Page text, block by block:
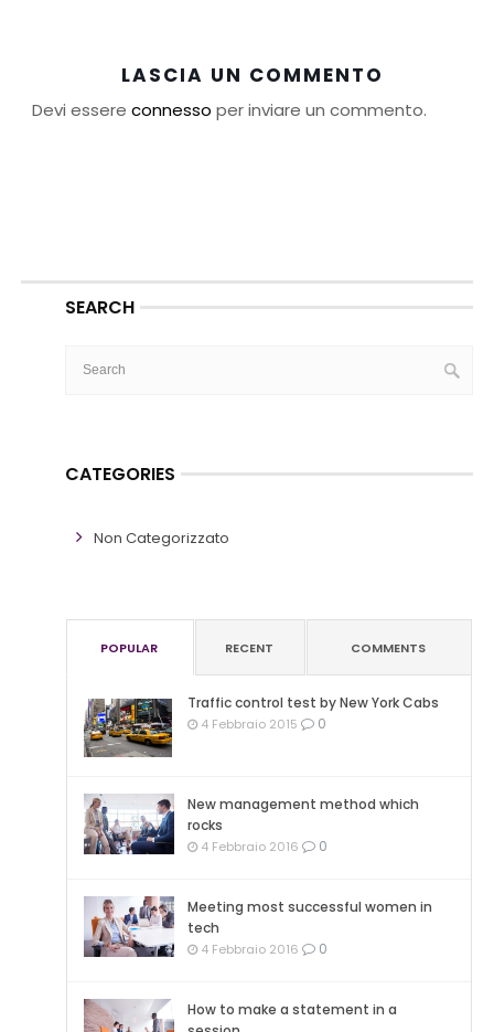
LASCIA UN COMMENTO
Devi essere connesso per inviare un commento.
SEARCH
CATEGORIES
Non Categorizzato
POPULAR RECENT COMMENTS
Traffic control test by New York Cabs
4 Febbraio 2015 0
New management method which
rocks
4 Febbraio 2016 0
Meeting most successful women in
tech
4 Febbraio 2016 0
How to make a statement in a